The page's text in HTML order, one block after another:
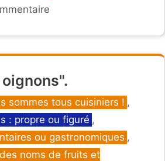
sommes tous cuisiniers ! ,
: propre ou figuré ,
ou gastronomiques ,
noms de fruits et